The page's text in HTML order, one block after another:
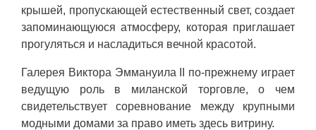
крышей, пропускающей естественный свет, создает
запоминающуюся атмосферу, которая приглашает
прогуляться и насладиться вечной красотой.
Галерея Виктора Эммануила II по-прежнему играет
ведущую роль в миланской торговле, о чем
свидетельствует соревнование между крупными
модными домами за право иметь здесь витрину.